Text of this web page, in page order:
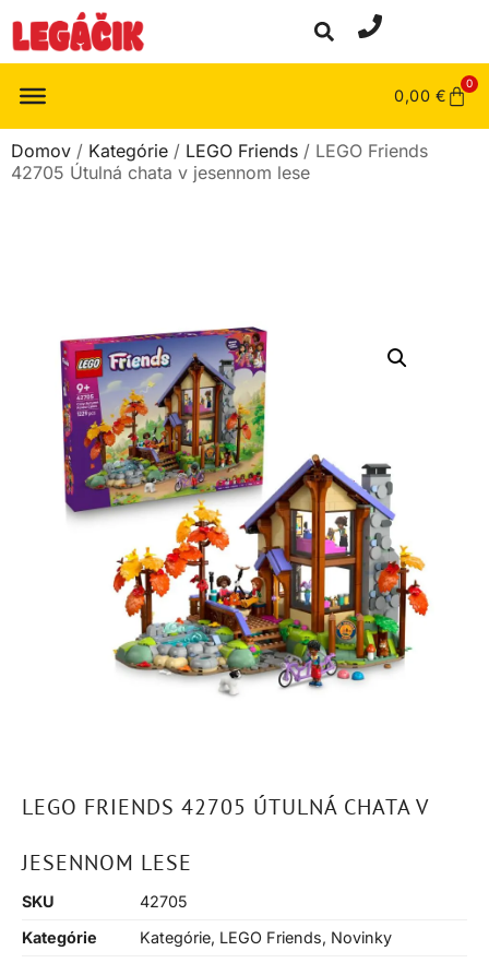
0,00 €
0
Domov / Kategórie / LEGO Friends / LEGO Friends
42705 Útulná chata v jesennom lese
LEGO FRIENDS 42705 ÚTULNÁ CHATA V
JESENNOM LESE
SKU
42705
Kategórie
Kategórie, LEGO Friends, Novinky